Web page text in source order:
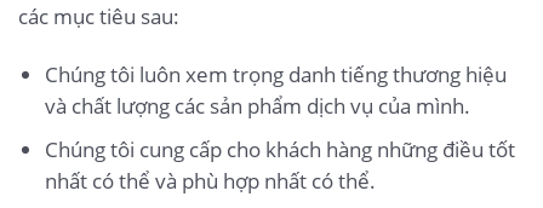
các mục tiêu sau:
Chúng tôi luôn xem trọng danh tiếng thương hiệu
và chất lượng các sản phẩm dịch vụ của mình.
Chúng tôi cung cấp cho khách hàng những điều tốt
nhất có thể và phù hợp nhất có thể.